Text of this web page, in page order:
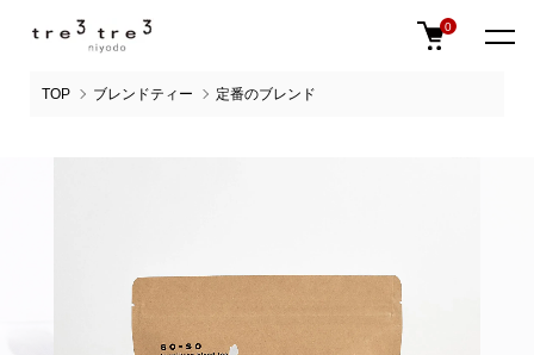
0
TOP ブレンドティー 定番のブレンド